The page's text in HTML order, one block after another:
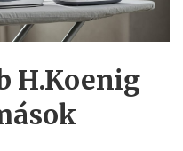
H.Koenig